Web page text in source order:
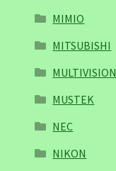
MIMIO
MITSUBISHI
MULTIVISION
MUSTEK
NEC
NIKON